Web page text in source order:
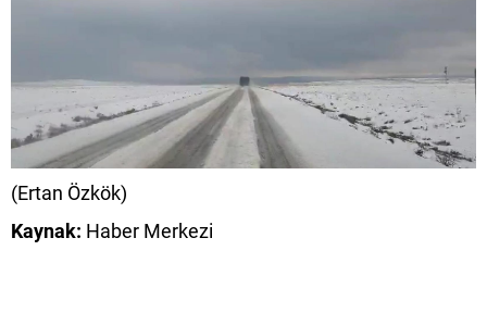
(Ertan Özkök)
Kaynak: Haber Merkezi